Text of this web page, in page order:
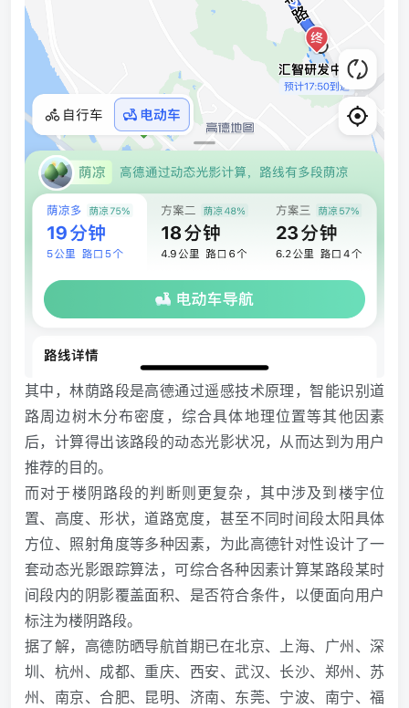
其中，林荫路段是高德通过遥感技术原理，智能识别道
路周边树木分布密度，综合具体地理位置等其他因素
后，计算得出该路段的动态光影状况，从而达到为用户
推荐的目的。
而对于楼阴路段的判断则更复杂，其中涉及到楼宇位
置、高度、形状，道路宽度，甚至不同时间段太阳具体
方位、照射角度等多种因素，为此高德针对性设计了一
套动态光影跟踪算法，可综合各种因素计算某路段某时
间段内的阴影覆盖面积、是否符合条件，以便面向用户
标注为楼阴路段。
据了解，高德防晒导航首期已在北京、上海、广州、深
圳、杭州、成都、重庆、西安、武汉、长沙、郑州、苏
州、南京、合肥、昆明、济南、东莞、宁波、南宁、福